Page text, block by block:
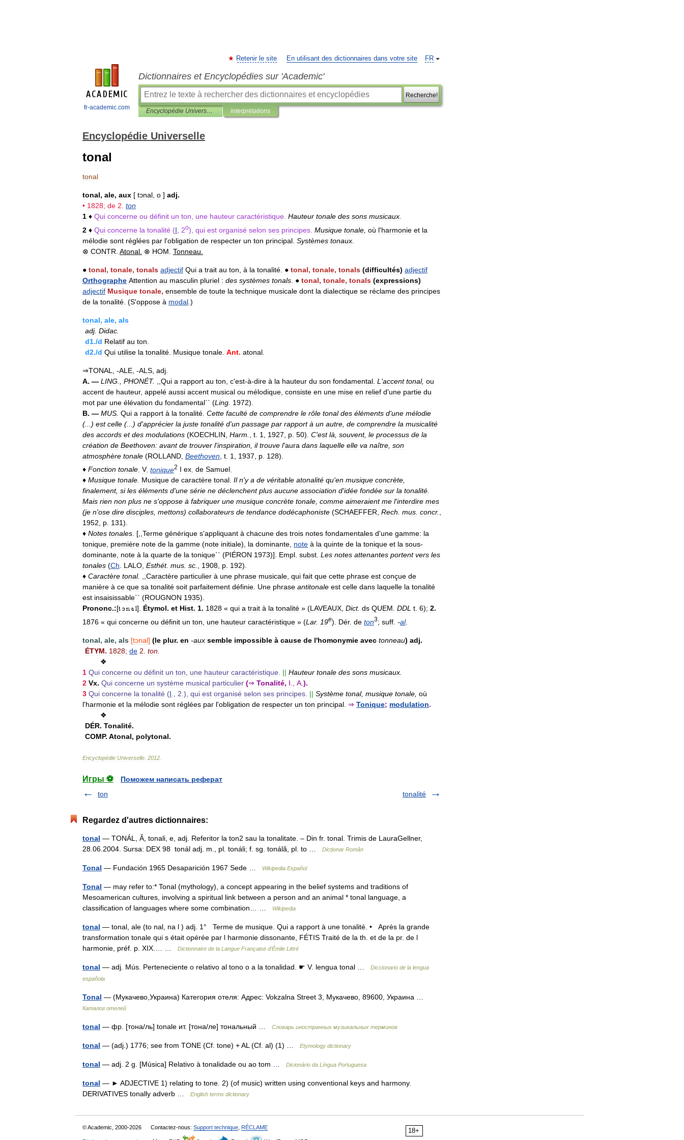
fr-academic.com
FR
Retenir le site En utilisant des dictionnaires dans votre site
Dictionnaires et Encyclopédies sur 'Academic'
Recherche!
Encyclopédie Universelle interprétations
Encyclopédie Universelle
tonal
tonal
tonal, ale, aux [ tɔnal o ] adj.
• 1828; de 2 ton
1 ♦ Qui concerne ou définit un ton une hauteur caractéristique Hauteur tonale des sons musicaux
2 ♦ Qui concerne la tonalité (I 2o), qui est organisé selon ses principes Musique tonale où l'harmonie et la
mélodie sont réglées par l'obligation de respecter un ton principal Systèmes tonaux
⊗ CONTR Atonal ⊗ HOM Tonneau
● tonal, tonale, tonals adjectif Qui a trait au ton à la tonalité ● tonal, tonale, tonals (difficultés) adjectif
Orthographe Attention au masculin pluriel : des systèmes tonals ● tonal, tonale, tonals (expressions)
adjectif Musique tonale, ensemble de toute la technique musicale dont la dialectique se réclame des principes
de la tonalité . (S'oppose à modal .)
tonal, ale, als
adj. Didac
d1./d Relatif au ton
d2./d Qui utilise la tonalité Musique tonale Ant. atonal
⇒TONAL , -ALE , -ALS adj
A. — LING PHONÉT. Qui a rapport au ton c'est-à-dire à la hauteur du son fondamental L 'accent tonal, ou
accent de hauteur, appelé aussi accent musical ou mélodique consiste en une mise en relief d'une partie du
mot par une élévation du fondamental`` (Ling 1972).
B. — MUS Qui a rapport à la tonalité Cette faculté de comprendre le rôle tonal des éléments d'une mélodie
(...) est celle (...) d'apprécier la juste tonalité d'un passage par rapport à un autre de comprendre la musicalité
des accords et des modulations (KOECHLIN Harm t 1 1927 p 50). C'est là souvent, le processus de la
création de Beethoven: avant de trouver l'inspiration il trouve l'aura dans laquelle elle va naître son
atmosphère tonale (ROLLAND Beethoven t 1 1937 p 128).
♦ Fonction tonale V. tonique2 I ex de Samuel
♦ Musique tonale. Musique de caractère tonal. Il n'y a de véritable atonalité qu'en musique concrète,
finalement, si les éléments d'une série ne déclenchent plus aucune association d'idée fondée sur la tonalité.
Mais rien non plus ne s'oppose à fabriquer une musique concrète tonale, comme aimeraient me l'interdire mes
(je n'ose dire disciples, mettons) collaborateurs de tendance dodécaphoniste (SCHAEFFER, Rech. mus. concr.,
1952, p. 131).
♦ Notes tonales. [,,Terme générique s'appliquant à chacune des trois notes fondamentales d'une gamme: la
tonique, première note de la gamme (note initiale), la dominante, note à la quinte de la tonique et la sous-
dominante, note à la quarte de la tonique`` (PIÉRON 1973)]. Empl. subst. Les notes attenantes portent vers les
tonales (Ch. LALO, Esthét. mus. sc., 1908, p. 192).
♦ Caractère tonal. ,,Caractère particulier à une phrase musicale, qui fait que cette phrase est conçue de
manière à ce que sa tonalité soit parfaitement définie. Une phrase antitonale est celle dans laquelle la tonalité
est insaisissable`` (ROUGNON 1935).
Prononc.:[ ]. Étymol. et Hist. 1. 1828 « qui a trait à la tonalité » (LAVEAUX, Dict. ds QUEM. DDL t. 6); 2.
1876 « qui concerne ou définit un ton une hauteur caractéristique » (Lar. 19e). Dér. de ton3; suff -al.
tonal, ale, als [tɔnal] (le plur. en -aux semble impossible à cause de l'homonymie avec tonneau) adj.
ÉTYM. 1828; de 2 ton
❖
1 Qui concerne ou définit un ton une hauteur caractéristique || Hauteur tonale des sons musicaux
2 Vx. Qui concerne un système musical particulier (⇒ Tonalité, I A ).
3 Qui concerne la tonalité (I 2 .), qui est organisé selon ses principes || Système tonal, musique tonale où
l'harmonie et la mélodie sont réglées par l'obligation de respecter un ton principal ⇒ Tonique; modulation.
❖
DÉR. Tonalité.
COMP. Atonal, polytonal.
Encyclopédie Universelle 2012
Игры ⚽
Поможем написать реферат
ton
tonalité
Regardez d'autres dictionnaires:
tonal — TONÁL, Ă, tonali, e, adj. Referitor la ton2 sau la tonalitate. – Din fr. tonal. Trimis de LauraGellner,
28.06.2004. Sursa: DEX 98 tonál adj. m., pl. tonáli; f. sg. tonálă, pl. to …
Dicționar Român
Tonal — Fundación 1965 Desaparición 1967 Sede … Wikipedia Español
Tonal — may refer to:* Tonal (mythology), a concept appearing in the belief systems and traditions of
Mesoamerican cultures, involving a spiritual link between a person and an animal * tonal language, a
classification of languages where some combination… …
Wikipedia
tonal — tonal, ale (to nal, na l ) adj. 1° Terme de musique. Qui a rapport à une tonalité. • Après la grande
transformation tonale qui s était opérée par l harmonie dissonante, FÉTIS Traité de la th. et de la pr. de l
harmonie, préf. p. XIX.… …
Dictionnaire de la Langue Française d'Émile Littré
tonal — adj. Mús. Perteneciente o relativo al tono o a la tonalidad. ☛ V. lengua tonal …
Diccionario de la lengua
española
Tonal — (Мукачево,Украина) Категория отеля: Адрес: Vokzalna Street 3, Мукачево, 89600, Украина …
Каталог отелей
tonal — фр. [тона/ль] tonale ит. [тона/ле] тональный … Словарь иностранных музыкальных терминов
tonal — (adj.) 1776; see from TONE (Cf. tone) + AL (Cf. al) (1) … Etymology dictionary
tonal — adj. 2 g. [Música] Relativo à tonalidade ou ao tom … Dicionário da Língua Portuguesa
tonal — ► ADJECTIVE 1) relating to tone. 2) (of music) written using conventional keys and harmony.
DERIVATIVES tonally adverb …
English terms dictionary
18+
© Academic, 2000-2026 Contactez-nous: Support technique RÉCLAME